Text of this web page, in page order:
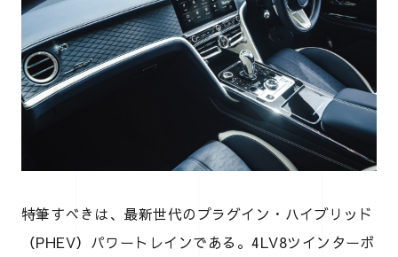
特筆すべきは、最新世代のプラグイン・ハイブリッド
（PHEV）パワートレインである。4LV8ツインターボ